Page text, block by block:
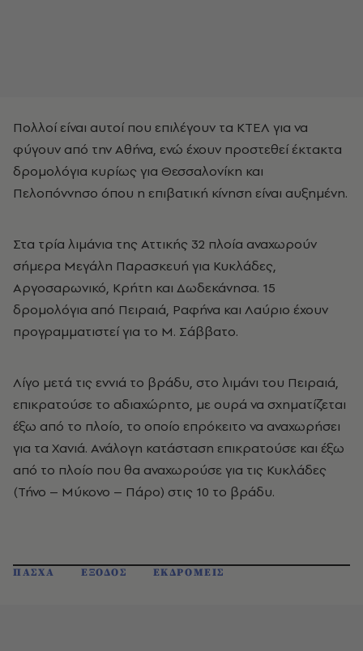
Πολλοί είναι αυτοί που επιλέγουν τα ΚΤΕΛ για να
φύγουν από την Αθήνα, ενώ έχουν προστεθεί έκτακτα
δρομολόγια κυρίως για Θεσσαλονίκη και
Πελοπόννησο όπου η επιβατική κίνηση είναι αυξημένη.
Στα τρία λιμάνια της Αττικής 32 πλοία αναχωρούν
σήμερα Μεγάλη Παρασκευή για Κυκλάδες,
Αργοσαρωνικό, Κρήτη και Δωδεκάνησα. 15
δρομολόγια από Πειραιά, Ραφήνα και Λαύριο έχουν
προγραμματιστεί για το Μ. Σάββατο.
Λίγο μετά τις εννιά το βράδυ, στο λιμάνι του Πειραιά,
επικρατούσε το αδιαχώρητο, με ουρά να σχηματίζεται
έξω από το πλοίο, το οποίο επρόκειτο να αναχωρήσει
για τα Χανιά. Ανάλογη κατάσταση επικρατούσε και έξω
από το πλοίο που θα αναχωρούσε για τις Κυκλάδες
(Τήνο – Μύκονο – Πάρο) στις 10 το βράδυ.
ΠΑΣΧΑ ΕΞΟΔΟΣ ΕΚΔΡΟΜΕΙΣ